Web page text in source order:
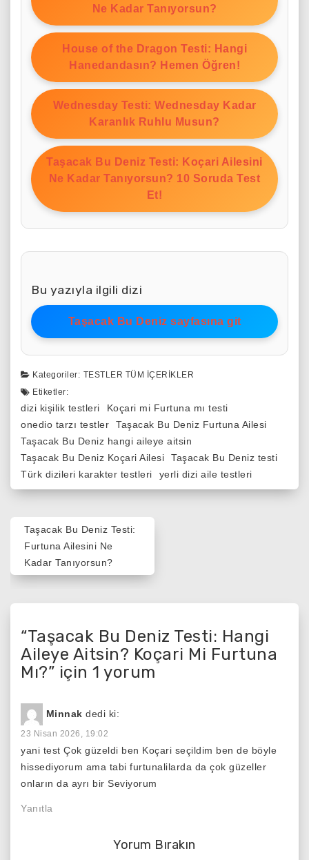
Ne Kadar Tanıyorsun?
House of the Dragon Testi: Hangi
Hanedandasın? Hemen Öğren!
Wednesday Testi: Wednesday Kadar
Karanlık Ruhlu Musun?
Taşacak Bu Deniz Testi: Koçari Ailesini
Ne Kadar Tanıyorsun? 10 Soruda Test
Et!
Bu yazıyla ilgili dizi
Taşacak Bu Deniz sayfasına git
Kategoriler: TESTLER TÜM İÇERIKLER
Etiketler:
dizi kişilik testleri
Koçari mi Furtuna mı testi
onedio tarzı testler
Taşacak Bu Deniz Furtuna Ailesi
Taşacak Bu Deniz hangi aileye aitsin
Taşacak Bu Deniz Koçari Ailesi
Taşacak Bu Deniz testi
Türk dizileri karakter testleri
yerli dizi aile testleri
Yazı
gezinmesi
Taşacak Bu Deniz Testi:
Furtuna Ailesini Ne
Kadar Tanıyorsun?
“Taşacak Bu Deniz Testi: Hangi
Aileye Aitsin? Koçari Mi Furtuna
Mı?” için 1 yorum
Minnak dedi ki:
23 Nisan 2026, 19:02
yani test Çok güzeldi ben Koçari seçildim ben de böyle
hissediyorum ama tabi furtunalilarda da çok güzeller
onların da ayrı bir Seviyorum
Yanıtla
Yorum Bırakın